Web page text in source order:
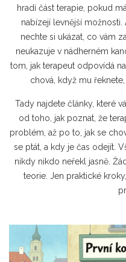
hradí část terapie, pokud
nabízejí levnější možnosti.
nechte si ukázat, co vám
neukazuje v nádherném
tom, jak terapeut odpovídá
chová, když mu
Tady najdete články, které
od toho, jak poznat, že
problém, až po to, jak se
se ptát, a kdy je čas odejít.
nikdy nikdo neřekl jasně.
teorie. Jen praktické